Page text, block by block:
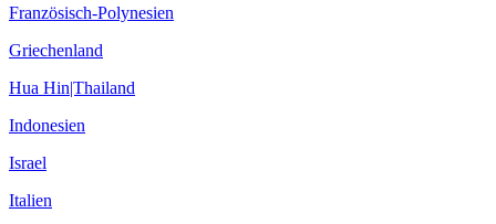
Französisch-Polynesien
Griechenland
Hua Hin|Thailand
Indonesien
Israel
Italien